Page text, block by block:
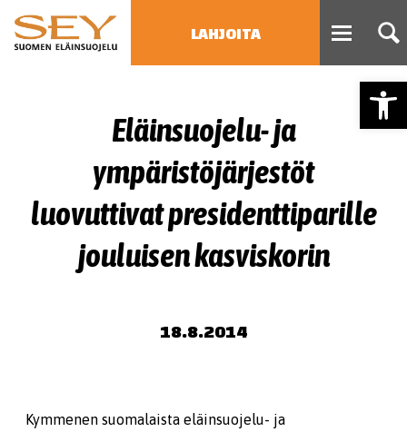
LAHJOITA
Type 2 or more characters
Eläinsuojelu- ja
ympäristöjärjestöt
luovuttivat presidenttiparille
jouluisen kasviskorin
18.8.2014
Kymmenen suomalaista eläinsuojelu- ja